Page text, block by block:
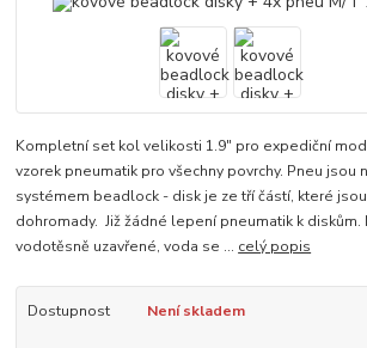
Kompletní set kol velikosti 1.9" pro expediční
vzorek pneumatik pro všechny povrchy. Pneu jsou
systémem beadlock - disk je ze tří částí, které
dohromady. Již žádné lepení pneumatik k diskům.
vodotěsně uzavřené, voda se ... celý popis
Dostupnost Není skladem